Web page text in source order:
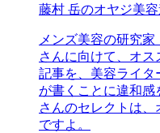
藤村 岳のオヤジ美容
メンズ美容の研究
さんに向けて、オ
記事を、美容ライタ
が書くことに違和
さんのセレクトは
ですよ。